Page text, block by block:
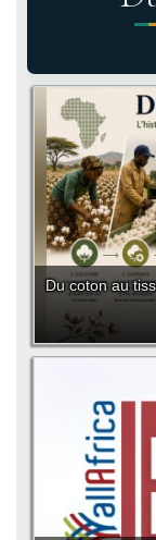
Du coton au